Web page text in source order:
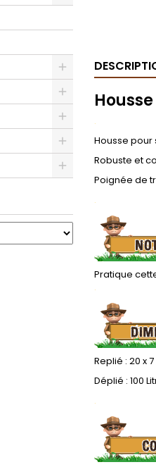
.
Housse pour
Robuste et
Poignée de
.
Pratique
.
Replié : 20 x
Déplié : 100
.